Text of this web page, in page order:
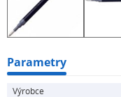
Parametry
Výrobce